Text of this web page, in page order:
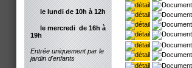
le lundi de 10h à 12h
le mercredi de 16h à
19h
Entrée uniquement par le
jardin d'enfants